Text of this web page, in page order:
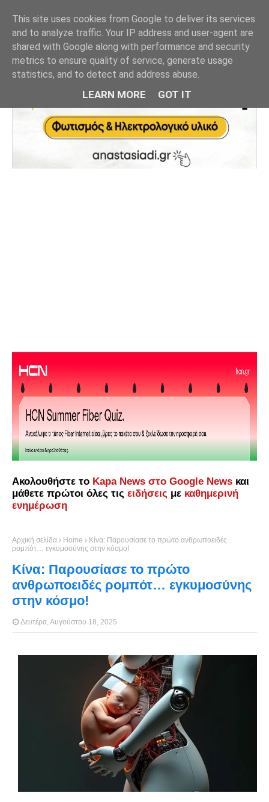
Ακολουθήστε το Kapa News στο Google News και
μάθετε πρώτοι όλες τις ειδήσεις με καθημερινή
ενημέρωση
Αρχική σελίδα Home
Κίνα: Παρουσίασε το πρώτο ανθρωποειδές
ρομπότ… εγκυμοσύνης στην κόσμο!
Κίνα: Παρουσίασε το πρώτο
ανθρωποειδές ρομπότ… εγκυμοσύνης
στην κόσμο!
Δευτέρα, Αυγούστου 18, 2025
This site uses cookies from Google to deliver its services
and to analyze traffic. Your IP address and user-agent are
shared with Google along with performance and security
metrics to ensure quality of service, generate usage
statistics, and to detect and address abuse.
LEARN MORE GOT IT